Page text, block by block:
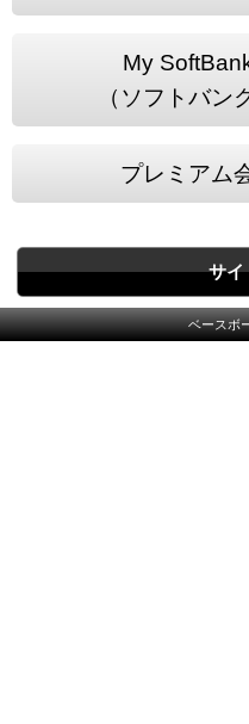
My
（ソフトバン
プレミアム
サイ
ベースボ